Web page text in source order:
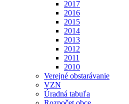
2017
2016
2015
2014
2013
2012
2011
2010
Verejné obstarávanie
VZN
Úradná tabuľa